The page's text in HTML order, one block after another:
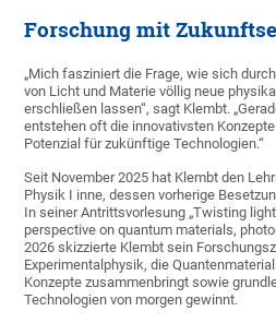
Forschung mit
„Mich fasziniert die Frage, wie sich
von Licht und Materie völlig neue
erschließen lassen“, sagt Klembt.
entstehen oft die innovativsten
Potenzial für zukünftige Technologien.“
Seit November 2025 hat Klembt den
Physik I inne, dessen vorherige
In seiner Antrittsvorlesung „Twisting
perspective on quantum materials,
2026 skizzierte Klembt sein
Experimentalphysik, die
Konzepte zusammenbringt sowie
Technologien von morgen gewinnt.